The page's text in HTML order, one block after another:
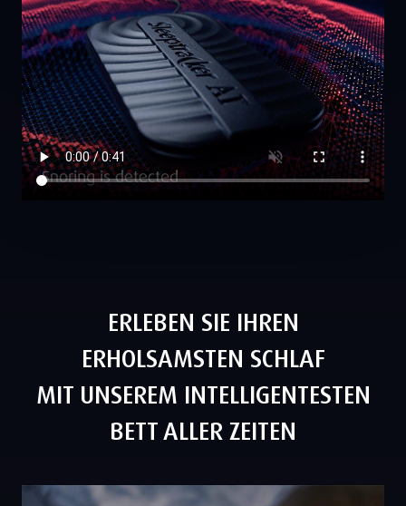
ERLEBEN SIE IHREN
ERHOLSAMSTEN SCHLAF
MIT UNSEREM INTELLIGENTESTEN
BETT ALLER ZEITEN